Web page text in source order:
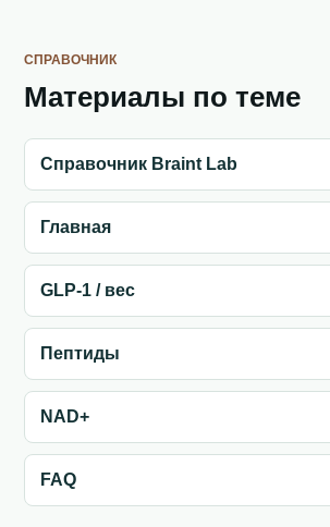
СПРАВОЧНИК
Материалы по теме
Справочник Braint Lab
Главная
GLP-1 / вес
Пептиды
NAD+
FAQ